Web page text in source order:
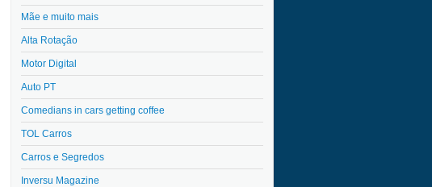
Mãe e muito mais
Alta Rotação
Motor Digital
Auto PT
Comedians in cars getting coffee
TOL Carros
Carros e Segredos
Inversu Magazine